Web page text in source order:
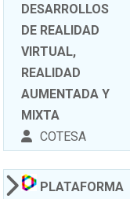
DESARROLLOS
DE REALIDAD
VIRTUAL,
REALIDAD
AUMENTADA Y
MIXTA
COTESA
PLATAFORMA